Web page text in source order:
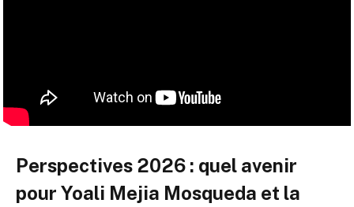
Perspectives 2026 : quel avenir
pour Yoali Mejia Mosqueda et la